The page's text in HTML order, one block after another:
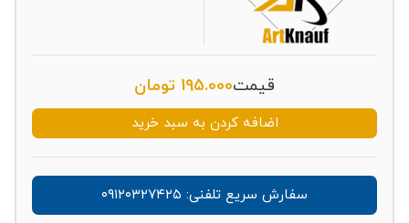
قیمت195.000 تومان
اضافه کردن به سبد خرید
سفارش سریع تلفنی: ۰۹۱۲۰۳۲۷۴۲۵